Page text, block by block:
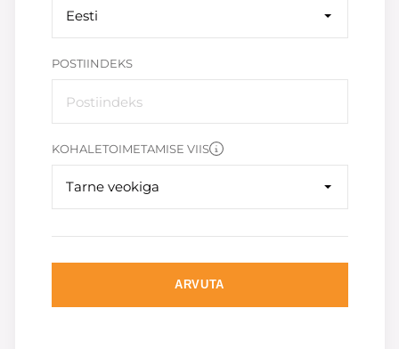
Eesti
POSTIINDEKS
KOHALETOIMETAMISE VIIS
Tarne veokiga
ARVUTA